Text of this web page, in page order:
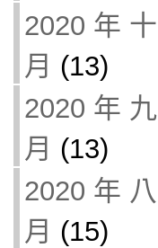
2020 年 十
月 (13)
2020 年 九
月 (13)
2020 年 八
月 (15)